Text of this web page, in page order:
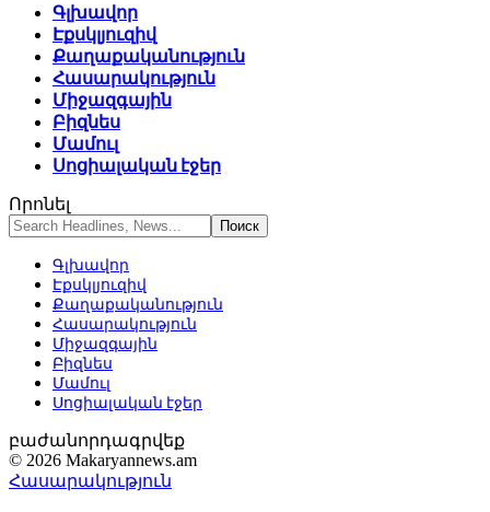
Գլխավոր
Էքսկլյուզիվ
Քաղաքականություն
Հասարակություն
Միջազգային
Բիզնես
Մամուլ
Սոցիալական էջեր
Որոնել
Գլխավոր
Էքսկլյուզիվ
Քաղաքականություն
Հասարակություն
Միջազգային
Բիզնես
Մամուլ
Սոցիալական էջեր
բաժանորդագրվեք
© 2026 Makaryannews.am
Հասարակություն